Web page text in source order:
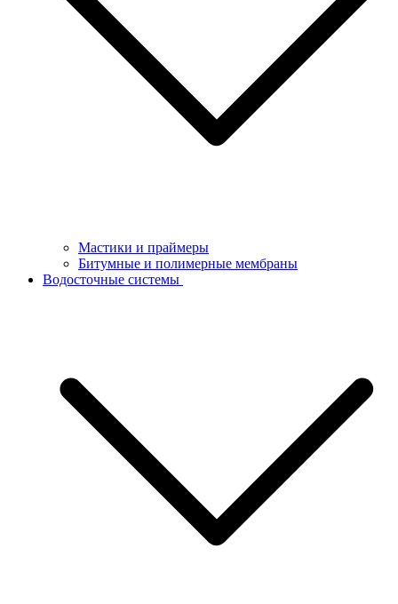
Мастики и праймеры
Битумные и полимерные мембраны
Водосточные системы